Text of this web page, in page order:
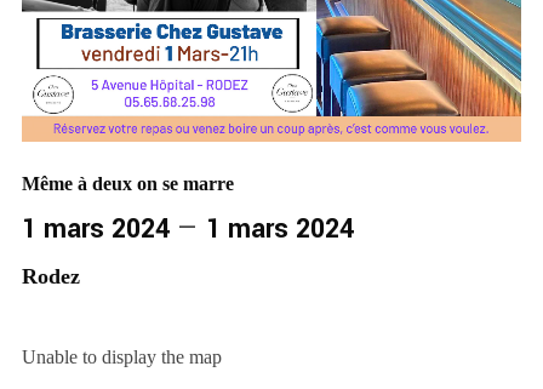
Même à deux on se marre
1 mars 2024 — 1 mars 2024
Rodez
Unable to display the map